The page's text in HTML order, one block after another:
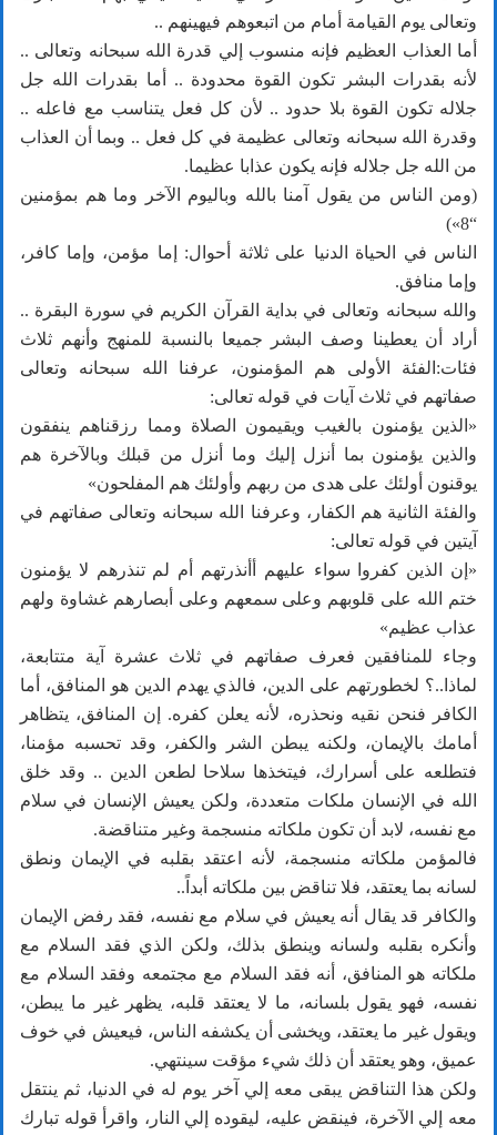
وتعالى يوم القيامة أمام من اتبعوهم فيهينهم ..
أما العذاب العظيم فإنه منسوب إلي قدرة الله سبحانه وتعالى ..
لأنه بقدرات البشر تكون القوة محدودة .. أما بقدرات الله جل
جلاله تكون القوة بلا حدود .. لأن كل فعل يتناسب مع فاعله ..
وقدرة الله سبحانه وتعالى عظيمة في كل فعل .. وبما أن العذاب
من الله جل جلاله فإنه يكون عذابا عظيما.
(ومن الناس من يقول آمنا بالله وباليوم الآخر وما هم بمؤمنين
“8»)
الناس في الحياة الدنيا على ثلاثة أحوال: إما مؤمن، وإما كافر،
وإما منافق.
والله سبحانه وتعالى في بداية القرآن الكريم في سورة البقرة ..
أراد أن يعطينا وصف البشر جميعا بالنسبة للمنهج وأنهم ثلاث
فئات:الفئة الأولى هم المؤمنون، عرفنا الله سبحانه وتعالى
صفاتهم في ثلاث آيات في قوله تعالى:
«الذين يؤمنون بالغيب ويقيمون الصلاة ومما رزقناهم ينفقون
والذين يؤمنون بما أنزل إليك وما أنزل من قبلك وبالآخرة هم
يوقنون أولئك على هدى من ربهم وأولئك هم المفلحون»
والفئة الثانية هم الكفار، وعرفنا الله سبحانه وتعالى صفاتهم في
آيتين في قوله تعالى:
«إن الذين كفروا سواء عليهم أأنذرتهم أم لم تنذرهم لا يؤمنون
ختم الله على قلوبهم وعلى سمعهم وعلى أبصارهم غشاوة ولهم
عذاب عظيم»
وجاء للمنافقين فعرف صفاتهم في ثلاث عشرة آية متتابعة،
لماذا..؟ لخطورتهم على الدين، فالذي يهدم الدين هو المنافق، أما
الكافر فنحن نقيه ونحذره، لأنه يعلن كفره. إن المنافق، يتظاهر
أمامك بالإيمان، ولكنه يبطن الشر والكفر، وقد تحسبه مؤمنا،
فتطلعه على أسرارك، فيتخذها سلاحا لطعن الدين .. وقد خلق
الله في الإنسان ملكات متعددة، ولكن يعيش الإنسان في سلام
مع نفسه، لابد أن تكون ملكاته منسجمة وغير متناقضة.
فالمؤمن ملكاته منسجمة، لأنه اعتقد بقلبه في الإيمان ونطق
لسانه بما يعتقد، فلا تناقض بين ملكاته أبداً..
والكافر قد يقال أنه يعيش في سلام مع نفسه، فقد رفض الإيمان
وأنكره بقلبه ولسانه وينطق بذلك، ولكن الذي فقد السلام مع
ملكاته هو المنافق، أنه فقد السلام مع مجتمعه وفقد السلام مع
نفسه، فهو يقول بلسانه، ما لا يعتقد قلبه، يظهر غير ما يبطن،
ويقول غير ما يعتقد، ويخشى أن يكشفه الناس، فيعيش في خوف
عميق، وهو يعتقد أن ذلك شيء مؤقت سينتهي.
ولكن هذا التناقض يبقى معه إلي آخر يوم له في الدنيا، ثم ينتقل
معه إلي الآخرة، فينقض عليه، ليقوده إلي النار، واقرأ قوله تبارك